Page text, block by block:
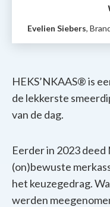
Evelien Siebers,
HEKS’NKAAS® is
de lekkerste
van de dag.
Eerder in 2023
(on)bewuste
het keuzegedrag.
werden